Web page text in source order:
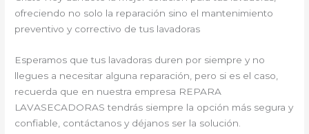
ofreciendo no solo la reparación sino el mantenimiento
preventivo y correctivo de tus lavadoras
Esperamos que tus lavadoras duren por siempre y no
llegues a necesitar alguna reparación, pero si es el caso,
recuerda que en nuestra empresa REPARA
LAVASECADORAS tendrás siempre la opción más segura y
confiable, contáctanos y déjanos ser la solución.